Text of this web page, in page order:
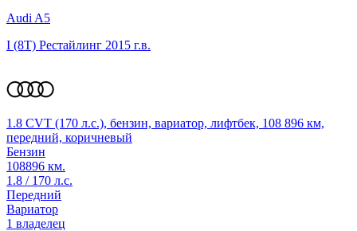
Audi A5
I (8T) Рестайлинг 2015 г.в.
1.8 CVT (170 л.с.), бензин, вариатор, лифтбек, 108 896 км,
передний, коричневый
Бензин
108896 км.
1.8 / 170 л.с.
Передний
Вариатор
1 владелец